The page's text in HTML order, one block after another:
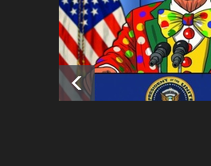
تسلیت به همکار | سهراب خیری
اخبار 6 ماه قبل